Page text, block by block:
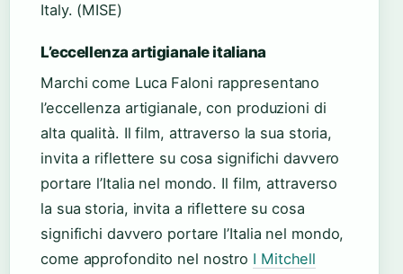
Italy. (MISE)
L’eccellenza artigianale italiana
Marchi come Luca Faloni rappresentano
l’eccellenza artigianale, con produzioni di
alta qualità. Il film, attraverso la sua storia,
invita a riflettere su cosa significhi davvero
portare l’Italia nel mondo. Il film, attraverso
la sua storia, invita a riflettere su cosa
significhi davvero portare l’Italia nel mondo,
come approfondito nel nostro I Mitchell